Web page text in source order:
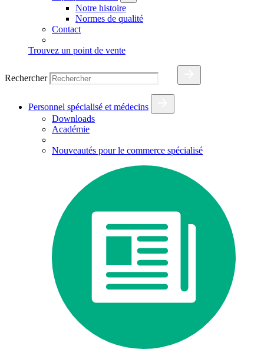
Notre histoire
Normes de qualité
Contact
Trouvez un point de vente
Rechercher
Personnel spécialisé et médecins
Downloads
Académie
Nouveautés pour le commerce spécialisé